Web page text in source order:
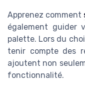
Apprenez comment
également guider
palette. Lors du
tenir compte des
ajoutent non
fonctionnalité.